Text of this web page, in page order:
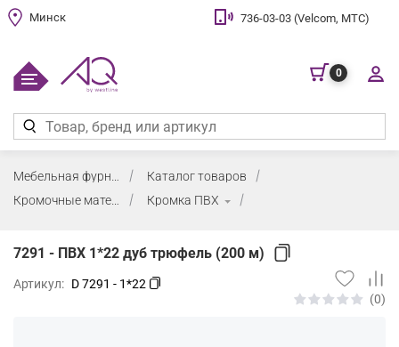
Минск 736-03-03 (Velcom, МТС)
0
Каталог товаров
Кромочные материалы и клей
Кромка ПВХ
7291 - ПВХ 1*22 дуб трюфель (200 м)
Артикул: D 7291 - 1*22
(0)